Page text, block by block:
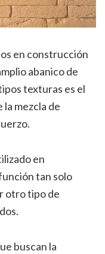
en construcción
abanico de
texturas es el
la mezcla de
en
tan solo
otro tipo de
buscan la